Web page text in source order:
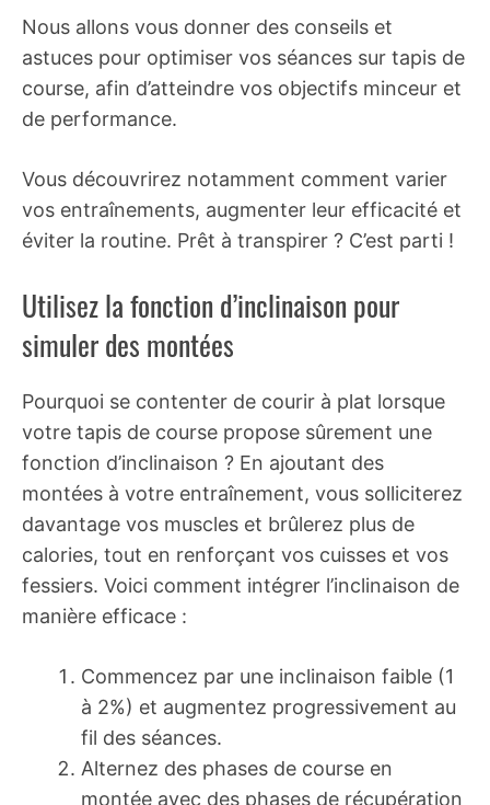
Nous allons vous donner des conseils et
astuces pour optimiser vos séances sur tapis de
course, afin d’atteindre vos objectifs minceur et
de performance.
Vous découvrirez notamment comment varier
vos entraînements, augmenter leur efficacité et
éviter la routine. Prêt à transpirer ? C’est parti !
Utilisez la fonction d’inclinaison pour
simuler des montées
Pourquoi se contenter de courir à plat lorsque
votre tapis de course propose sûrement une
fonction d’inclinaison ? En ajoutant des
montées à votre entraînement, vous solliciterez
davantage vos muscles et brûlerez plus de
calories, tout en renforçant vos cuisses et vos
fessiers. Voici comment intégrer l’inclinaison de
manière efficace :
Commencez par une inclinaison faible (1
à 2%) et augmentez progressivement au
fil des séances.
Alternez des phases de course en
montée avec des phases de récupération